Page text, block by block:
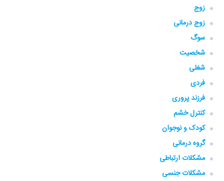
زوج
زوج درمانی
سوگ
شخصیت
شغلی
فردی
فرزند پروری
کنترل خشم
کودک و نوجوان
گروه‌ درمانی
مشکلات ارتباطی
مشکلات جنسی